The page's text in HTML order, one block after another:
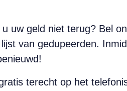
uw geld niet terug? Bel
van gedupeerden.
terecht op het